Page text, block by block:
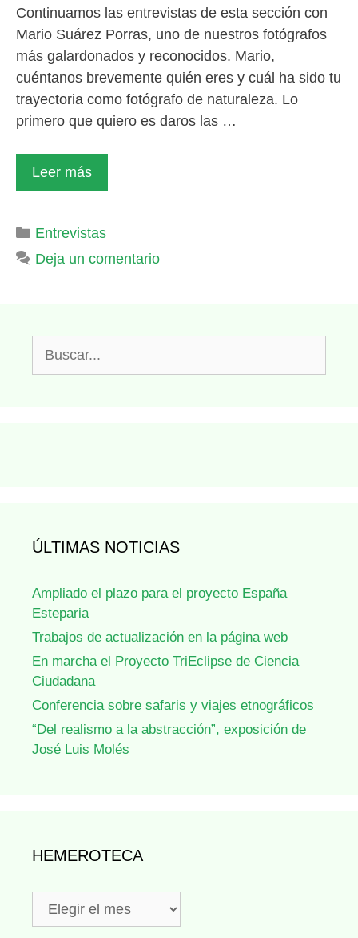
Continuamos las entrevistas de esta sección con
Mario Suárez Porras, uno de nuestros fotógrafos
más galardonados y reconocidos. Mario,
cuéntanos brevemente quién eres y cuál ha sido tu
trayectoria como fotógrafo de naturaleza. Lo
primero que quiero es daros las …
Leer más
Categorías
Entrevistas
Deja un comentario
ÚLTIMAS NOTICIAS
Ampliado el plazo para el proyecto España
Esteparia
Trabajos de actualización en la página web
En marcha el Proyecto TriEclipse de Ciencia
Ciudadana
Conferencia sobre safaris y viajes etnográficos
“Del realismo a la abstracción”, exposición de
José Luis Molés
HEMEROTECA
Hemeroteca